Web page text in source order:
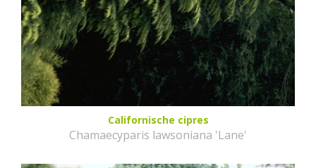
Californische cipres
Chamaecyparis lawsoniana 'Lane'